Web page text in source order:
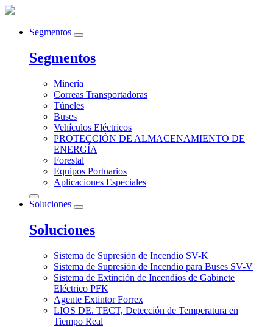
Segmentos
Segmentos
Minería
Correas Transportadoras
Túneles
Buses
Vehículos Eléctricos
PROTECCIÓN DE ALMACENAMIENTO DE
ENERGÍA
Forestal
Equipos Portuarios
Aplicaciones Especiales
Soluciones
Soluciones
Sistema de Supresión de Incendio SV-K
Sistema de Supresión de Incendio para Buses SV-V
Sistema de Extinción de Incendios de Gabinete
Eléctrico PFK
Agente Extintor Forrex
LIOS DE. TECT, Detección de Temperatura en
Tiempo Real